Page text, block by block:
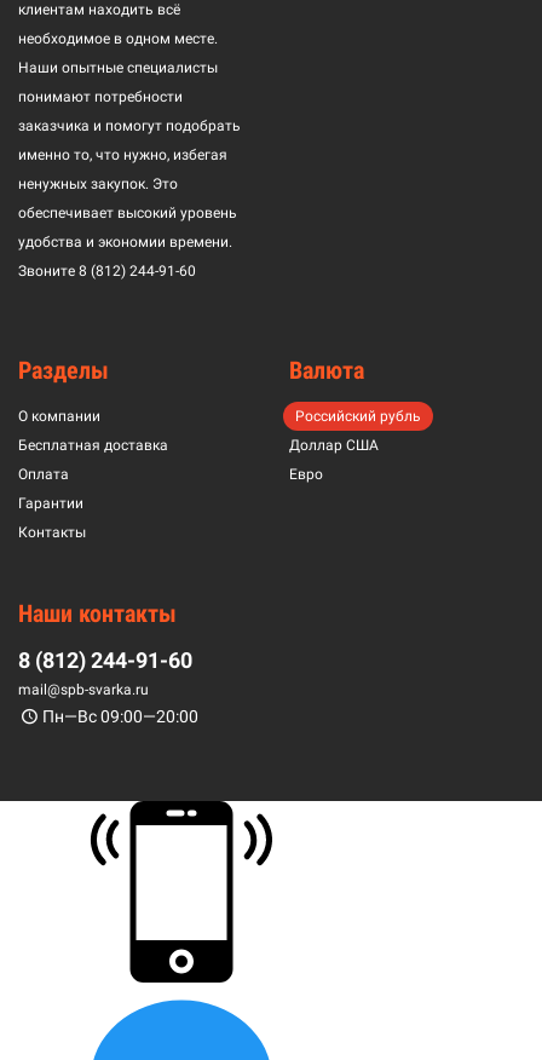
клиентам находить всё
необходимое в одном месте.
Наши опытные специалисты
понимают потребности
заказчика и помогут подобрать
именно то, что нужно, избегая
ненужных закупок. Это
обеспечивает высокий уровень
удобства и экономии времени.
Звоните 8 (812) 244-91-60
Разделы
О компании
Бесплатная доставка
Оплата
Гарантии
Контакты
Валюта
Российский рубль
Доллар США
Евро
Наши контакты
8 (812) 244-91-60
mail@spb-svarka.ru
Пн—Вс 09:00—20:00